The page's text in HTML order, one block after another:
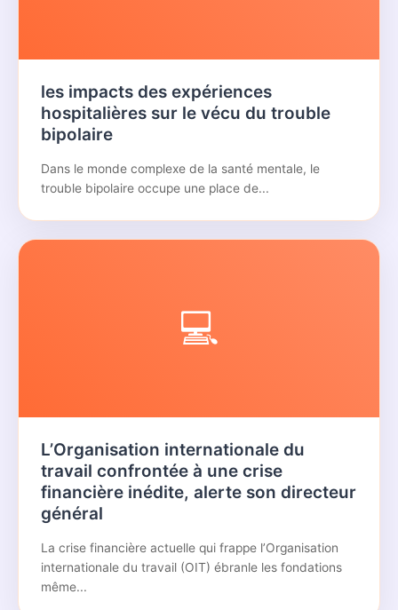
les impacts des expériences
hospitalières sur le vécu du trouble
bipolaire
Dans le monde complexe de la santé mentale, le
trouble bipolaire occupe une place de...
💻
L’Organisation internationale du
travail confrontée à une crise
financière inédite, alerte son directeur
général
La crise financière actuelle qui frappe l’Organisation
internationale du travail (OIT) ébranle les fondations
même...